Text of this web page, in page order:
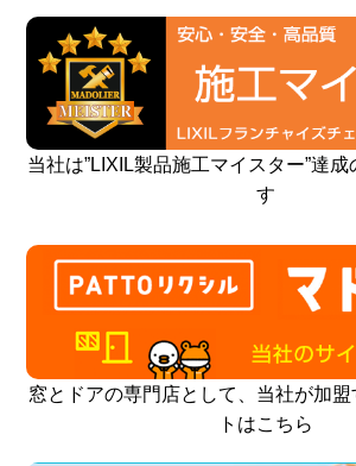
当社は”LIXIL製品施工マイスター”達
す
窓とドアの専門店として、当社が加盟
トはこちら